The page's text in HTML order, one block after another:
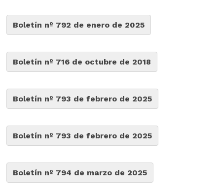
Boletín nº 792 de enero de 2025
Boletín nº 716 de octubre de 2018
Boletín nº 793 de febrero de 2025
Boletín nº 793 de febrero de 2025
Boletín nº 794 de marzo de 2025